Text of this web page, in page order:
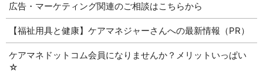
広告・マーケティング関連のご相談はこちらから
【福祉用具と健康】ケアマネジャーさんへの最新情報（PR）
ケアマネドットコム会員になりませんか？メリットいっぱい
☆